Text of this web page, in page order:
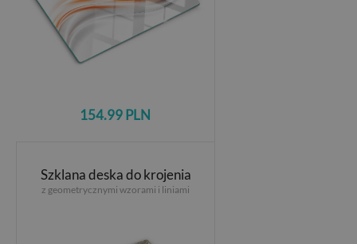
154.99 PLN
Szklana deska do krojenia
z geometrycznymi wzorami i liniami